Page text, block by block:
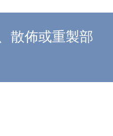
散佈或重製部